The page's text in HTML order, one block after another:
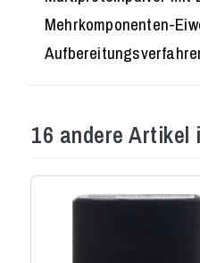
Mehrkomponenten-
16 andere Artikel